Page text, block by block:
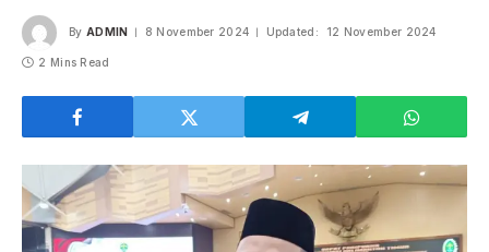
By ADMIN 8 November 2024 Updated: 12 November 2024
2 Mins Read